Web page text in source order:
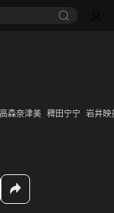
高森奈津美 稗田宁宁
岩井映